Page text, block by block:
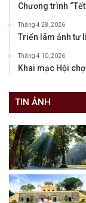
Chương trình
Tháng 4 28, 2026
Triển lãm ảnh tư
Tháng 4 10, 2026
Khai mạc Hội
TIN ẢNH